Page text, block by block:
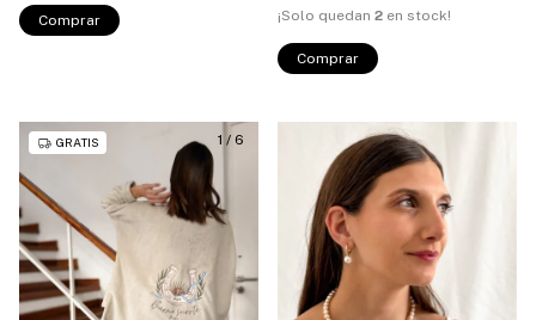
Comprar
¡Solo quedan 2 en stock!
Comprar
1 / 6
GRATIS